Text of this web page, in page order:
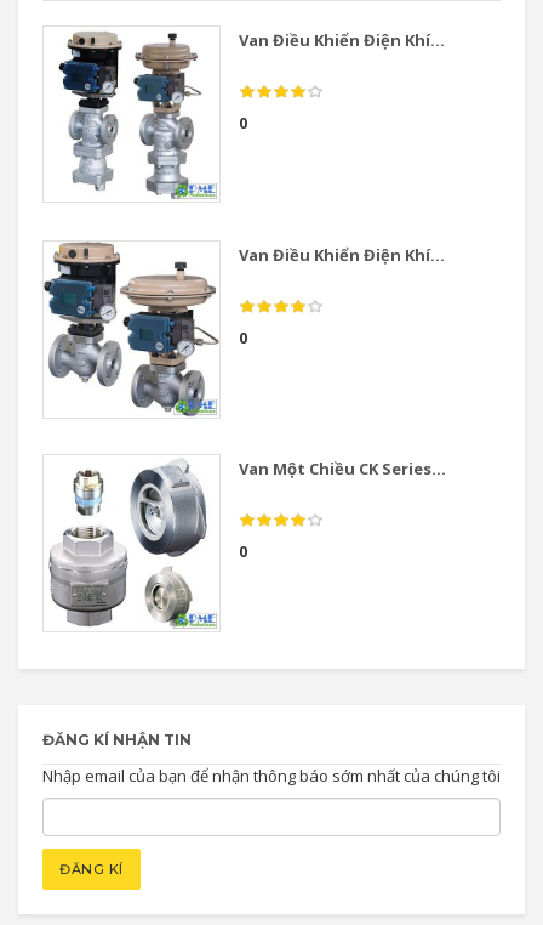
Van Điều Khiển Điện Khí...
0
Van Điều Khiển Điện Khí...
0
Van Một Chiều CK Series...
0
ĐĂNG KÍ NHẬN TIN
Nhập email của bạn để nhận thông báo sớm nhất của chúng tôi